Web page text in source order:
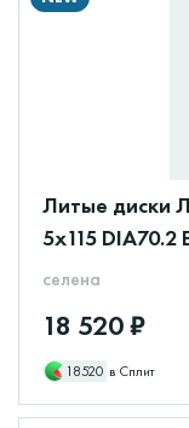
Литые диски
5x115 DIA70.2
селена
18 520 ₽
18520 в Сплит